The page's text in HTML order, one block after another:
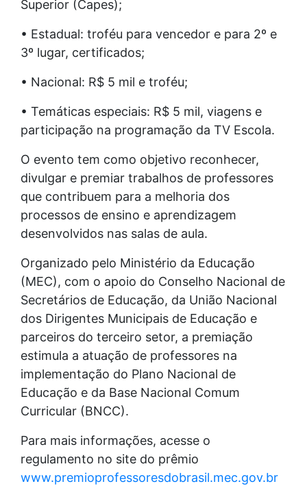
Superior (Capes);
• Estadual: troféu para vencedor e para 2º e
3º lugar, certificados;
• Nacional: R$ 5 mil e troféu;
• Temáticas especiais: R$ 5 mil, viagens e
participação na programação da TV Escola.
O evento tem como objetivo reconhecer,
divulgar e premiar trabalhos de professores
que contribuem para a melhoria dos
processos de ensino e aprendizagem
desenvolvidos nas salas de aula.
Organizado pelo Ministério da Educação
(MEC), com o apoio do Conselho Nacional de
Secretários de Educação, da União Nacional
dos Dirigentes Municipais de Educação e
parceiros do terceiro setor, a premiação
estimula a atuação de professores na
implementação do Plano Nacional de
Educação e da Base Nacional Comum
Curricular (BNCC).
Para mais informações, acesse o
regulamento no site do prêmio
www.premioprofessoresdobrasil.mec.gov.br